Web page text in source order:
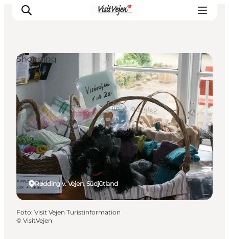
Restaurants
Schlafen
Nature
Städte
Events
Explore
Rødding v. Vejen, Südjütland
Shopping
Foto: Visit Vejen Turistinformation
© VisitVejen